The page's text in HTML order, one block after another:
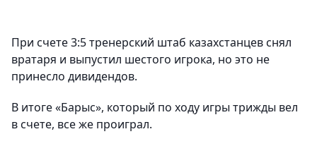
При счете 3:5 тренерский штаб казахстанцев снял
вратаря и выпустил шестого игрока, но это не
принесло дивидендов.
В итоге «Барыс», который по ходу игры трижды вел
в счете, все же проиграл.